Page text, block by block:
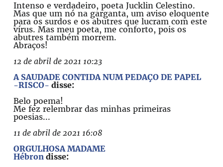
Intenso e verdadeiro, poeta Jucklin Celestino.
Mas que um nó na garganta, um aviso eloquente
para os surdos e os abutres que lucram com este
vírus. Mas meu poeta, me conforto, pois os
abutres também morrem.
Abraços!
12 de abril de 2021 10:23
A SAUDADE CONTIDA NUM PEDAÇO DE PAPEL
-RISCO- disse:
Belo poema!
Me fez relembrar das minhas primeiras
poesias...
11 de abril de 2021 16:08
ORGULHOSA MADAME
Hébron disse: